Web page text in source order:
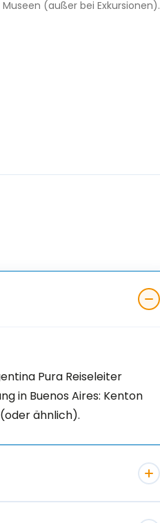
(außer bei Exkursionen).
Pura Reiseleiter
in Buenos Aires: Kenton
ähnlich).